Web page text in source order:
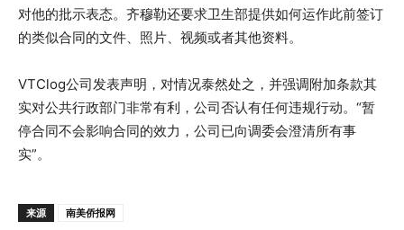
对他的批示表态。齐穆勒还要求卫生部提供如何运作此前签订
的类似合同的文件、照片、视频或者其他资料。
VTClog公司发表声明，对情况泰然处之，并强调附加条款其
实对公共行政部门非常有利，公司否认有任何违规行动。“暂
停合同不会影响合同的效力，公司已向调委会澄清所有事
实”。
来源 南美侨报网